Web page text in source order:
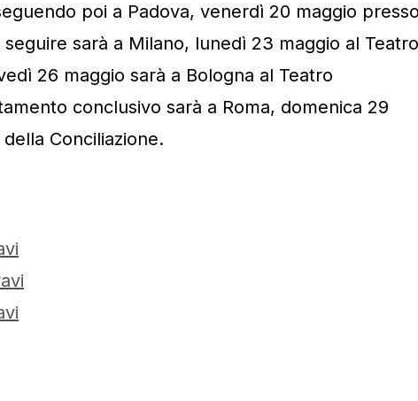
poi a Padova, venerdì 20 maggio
sarà a Milano, lunedì 23 maggio al Teatro
26 maggio sarà a Bologna al Teatro
conclusivo sarà a Roma, domenica 29
della Conciliazione.